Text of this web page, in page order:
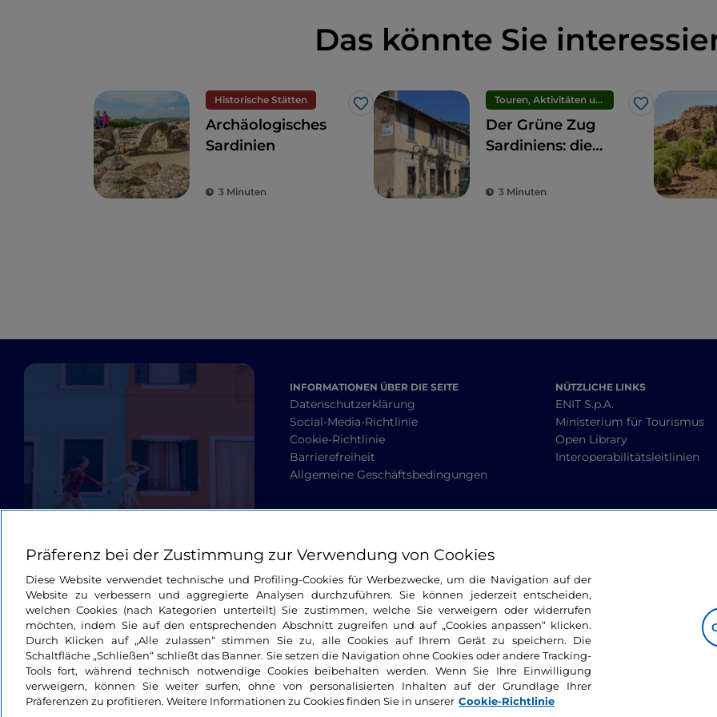
Das könnte Sie
Historische Stätten
Like
Archäologisches
Sardinien
3 Minuten
Touren, Aktivitäten und Erlebnisse
Like
Der Grüne Zug
Sardiniens: die
der Langsamkeit
3 Minuten
INFORMATIONEN ÜBER DIE SEITE
Datenschutzerklärung
Social-Media-Richtlinie
Cookie-Richtlinie
Barrierefreiheit
Allgemeine Geschäftsbedingungen
NÜTZLICHE LINKS
ENIT S.p.A.
Ministerium für Tourismus
Open Library
Interoperabilitätsleitlinien
Präferenz bei der Zustimmung zur Verwendung von Cookies
Diese Website verwendet technische und Profiling-Cookies für Werbezwecke, um die Navigation auf der
Website zu verbessern und aggregierte Analysen durchzuführen. Sie können jederzeit entscheiden,
welchen Cookies (nach Kategorien unterteilt) Sie zustimmen, welche Sie verweigern oder widerrufen
möchten, indem Sie auf den entsprechenden Abschnitt zugreifen und auf „Cookies anpassen“ klicken.
Durch Klicken auf „Alle zulassen“ stimmen Sie zu, alle Cookies auf Ihrem Gerät zu speichern. Die
Schaltfläche „Schließen“ schließt das Banner. Sie setzen die Navigation ohne Cookies oder andere Tracking-
Tools fort, während technisch notwendige Cookies beibehalten werden. Wenn Sie Ihre Einwilligung
verweigern, können Sie weiter surfen, ohne von personalisierten Inhalten auf der Grundlage Ihrer
Präferenzen zu profitieren. Weitere Informationen zu Cookies finden Sie in unserer Cookie-Richtlinie